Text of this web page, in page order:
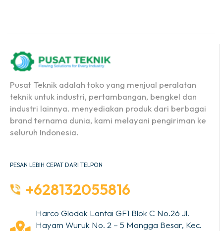
Pusat Teknik adalah toko yang menjual peralatan
teknik untuk industri, pertambangan, bengkel dan
industri lainnya. menyediakan produk dari berbagai
brand ternama dunia, kami melayani pengiriman ke
seluruh Indonesia.
PESAN LEBIH CEPAT DARI TELPON
+628132055816
Harco Glodok Lantai GF1 Blok C No.26 Jl.
Hayam Wuruk No. 2 – 5 Mangga Besar, Kec.